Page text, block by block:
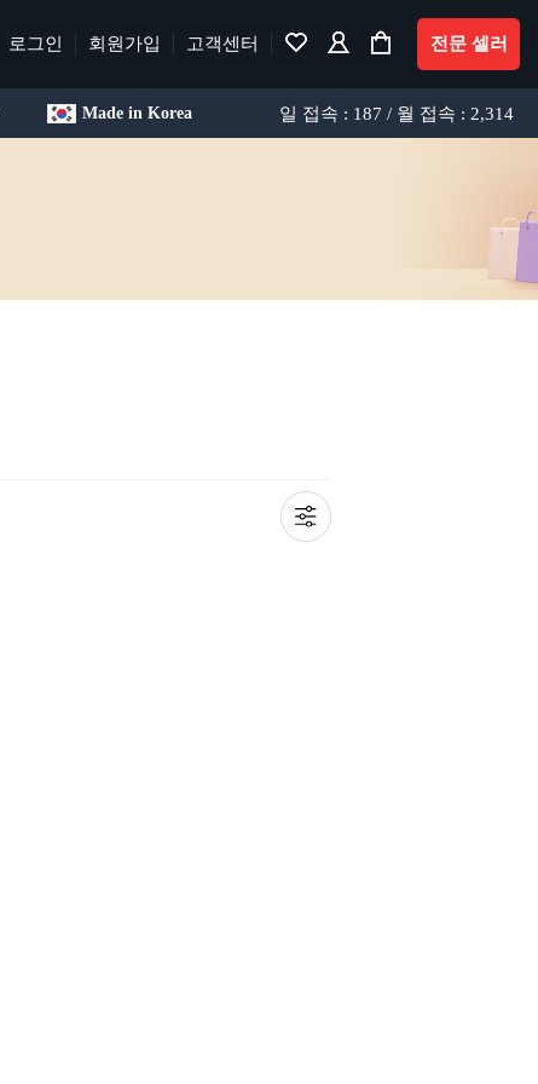
로그인 회원가입 고객센터 전문 셀러
Made in Korea 일 접속 : 187 / 월 접속 : 2,314